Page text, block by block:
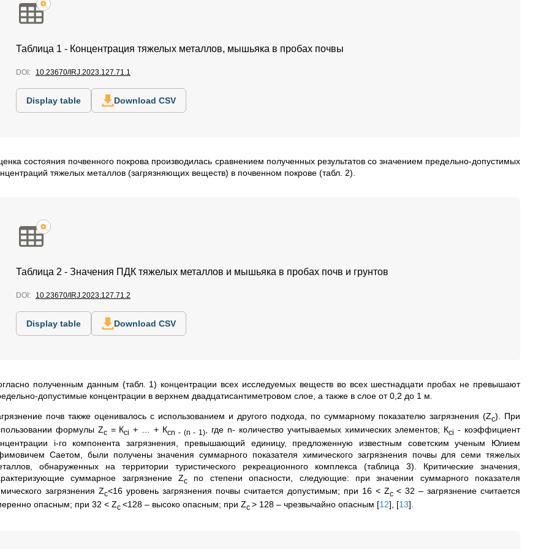
Таблица 1 - Концентрация тяжелых металлов, мышьяка в пробах почвы
DOI: 10.23670/IRJ.2023.127.71.1
Display table Download CSV
состояния почвенного покрова производилась сравнением полученных результатов со значением предельно-допустимых
тяжелых металлов (загрязняющих веществ) в почвенном покрове (табл. 2).
Таблица 2 - Значения ПДК тяжелых металлов и мышьяка в пробах почв и грунтов
DOI: 10.23670/IRJ.2023.127.71.2
Display table Download CSV
полученным данным (табл. 1) концентрации всех исследуемых веществ во всех шестнадцати пробах не превышают
допустимые концентрации в верхнем двадцатисантиметровом слое, а также в слое от 0,2 до 1 м.
почв также оценивалось с использованием и другого подхода, по суммарному показателю загрязнения (Zc). При
формулы Zс= Кci + … + Кcn - (n - 1) , где n- количество учитываемых химических элементов; Кci - коэффициент
i-го компонента загрязнения, превышающий единицу, предложенную известным советским ученым Юлием
Саетом, были получены значения суммарного показателя химического загрязнения почвы для семи тяжелых
обнаруженных на территории туристического рекреационного комплекса (таблица 3). Критические значения,
суммарное загрязнение Zс по степени опасности, следующие: при значении суммарного показателя
загрязнения Zс<16 уровень загрязнения почвы считается допустимым; при 16 < Zс < 32 – загрязнение считается
опасным; при 32 < Zс <128 – высоко опасным; при Zс > 128 – чрезвычайно опасным [12] [13]